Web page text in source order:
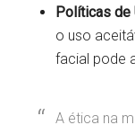
Políticas de
o uso
facial pode
A ética na